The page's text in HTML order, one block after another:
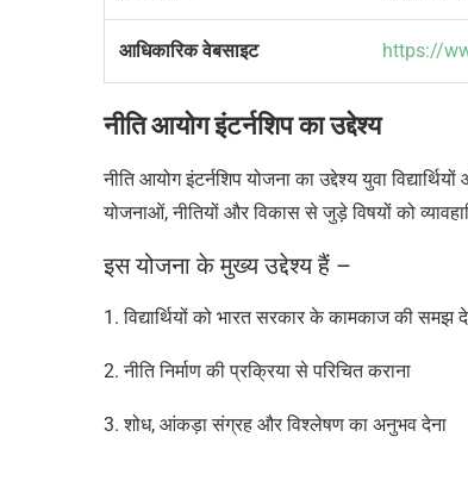
आधिकारिक वेबसाइट https://
नीति आयोग इंटर्नशिप का उद्देश्य
नीति आयोग इंटर्नशिप योजना का उद्देश्य युवा
योजनाओं, नीतियों और विकास से जुड़े विषयों को
इस योजना के मुख्य उद्देश्य हैं –
1. विद्यार्थियों को भारत सरकार के कामकाज की समझ
2. नीति निर्माण की प्रक्रिया से परिचित कराना
3. शोध, आंकड़ा संग्रह और विश्लेषण का अनुभव देना